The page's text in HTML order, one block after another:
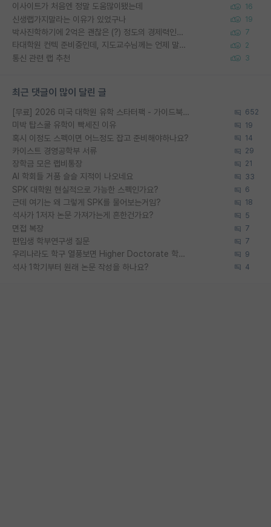
이사이트가 처음엔 정말 도움많이됐는데 16
신생랩가지말라는 이유가 있었구나 19
박사진학하기에 2억은 괜찮은 (?) 정도의 경제력인가요 7
타대학원 컨텍 준비중인데, 지도교수님께는 언제 말씀드려야 할까요? 2
통신 관련 랩 추천 3
최근 댓글이 많이 달린 글
[무료] 2026 미국 대학원 유학 스타터팩 - 가이드북 & 합격자 컨택메일 템플릿 652
미박 탑스쿨 유학이 빡세진 이유 19
혹시 이정도 스펙이면 어느정도 잡고 준비해야하나요? 14
카이스트 경영공학부 서류 29
장학금 모은 랩비통장 21
AI 학회들 거품 슬슬 지적이 나오네요 33
SPK 대학원 현실적으로 가능한 스펙인가요? 6
근데 여기는 왜 그렇게 SPK를 물어보는거임? 18
석사가 1저자 논문 가져가는게 흔한건가요? 5
면접 복장 7
편입생 학부연구생 질문 7
우리나라도 학구 열풍보면 Higher Doctorate 학위가 필요하다고 봅니다. 9
석사 1학기부터 원래 논문 작성을 하나요? 4